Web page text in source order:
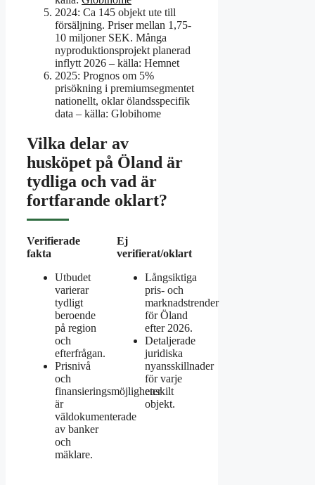
2024: Ca 145 objekt ute till
försäljning. Priser mellan 1,75-
10 miljoner SEK. Många
nyproduktionsprojekt planerad
inflytt 2026 – källa: Hemnet
2025: Prognos om 5%
prisökning i premiumsegmentet
nationellt, oklar ölandsspecifik
data – källa: Globihome
Vilka delar av
husköpet på Öland är
tydliga och vad är
fortfarande oklart?
Verifierade
fakta
Utbudet
varierar
tydligt
beroende
på region
och
efterfrågan.
Prisnivå
och
finansieringsmöjligheter
är
väldokumenterade
av banker
och
mäklare.
Ej
verifierat/oklart
Långsiktiga
pris- och
marknadstrender
för Öland
efter 2026.
Detaljerade
juridiska
nyansskillnader
för varje
enskilt
objekt.